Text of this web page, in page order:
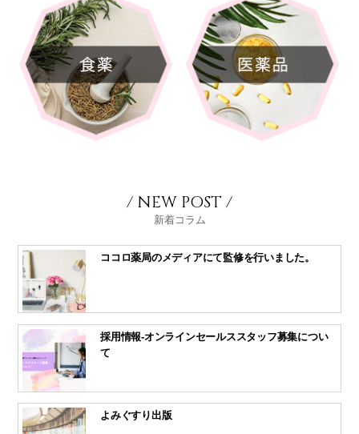
/ NEW POST /
新着コラム
ココロ薬局のメディアにて監修を行いました。
採用情報-オンラインセールススタッフ募集につい
て
よみぐすり出版